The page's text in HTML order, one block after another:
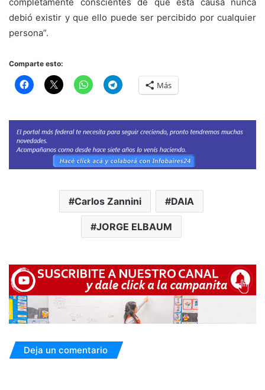
completamente conscientes de que esta causa nunca
debió existir y que ello puede ser percibido por cualquier
persona”.
Comparte esto:
Más
Carlos Zannini DAIA
JORGE ELBAUM
Deja un comentario